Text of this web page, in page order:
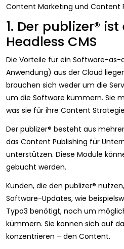
Content Marketing und Content
1. Der publizer® ist
Headless CMS
Die Vorteile für ein Software-as-
Anwendung) aus der Cloud
brauchen sich weder um die
um die Software kümmern. Sie
was sie für ihre Content
Der publizer® besteht aus
das Content Publishing für
unterstützen. Diese Module
gebucht werden.
Kunden, die den publizer®
Software-Updates, wie
Typo3 benötigt, noch um
kümmern. Sie können sich auf
konzentrieren – den Content.